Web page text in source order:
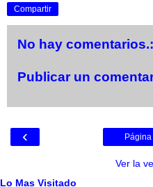
Compartir
No hay comentarios.:
Publicar un
‹
Ver la
Lo Mas Visitado